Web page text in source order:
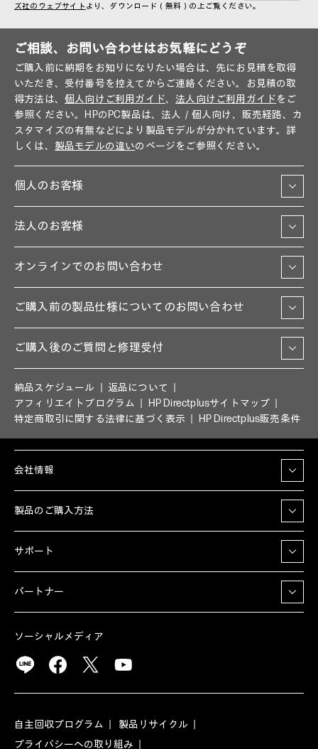
ズ社のウェブサイト より、ダウンロード（無料）の上ご覧ください。
ご相談、お問い合わせはお気軽にどうぞ
ご購入前に納期をお知りになりたい場合は、先にお見積を取得
いただき、受付番号を控えてからご連絡ください。お見積の取
得方法は、 個人向けご利用ガイド、 法人向けご利用ガイドをご
参照ください。HPのPC製品は、法人／個人向け、販売経路、カ
スタマイズの有無などにより製品モデルが分かれています。詳
しくは、 製品モデルの違いのページをご参照ください。
個人のお客様
法人のお客様
オンラインでのお問い合わせ
ご購入前の製品仕様についてのお問い合わせ
ご購入後のご質問と修理受付
納品スケジュール
返品について
アフィリエイトプログラム
HP Directplusサイトマップ
特定商取引に関する法律に基づく表示
HP Directplus販売条件
会社情報
製品のご購入方法
サポート
パートナー
ソーシャルメディア
自主回収プログラム
製品リサイクル
プライバシーへの取り組み